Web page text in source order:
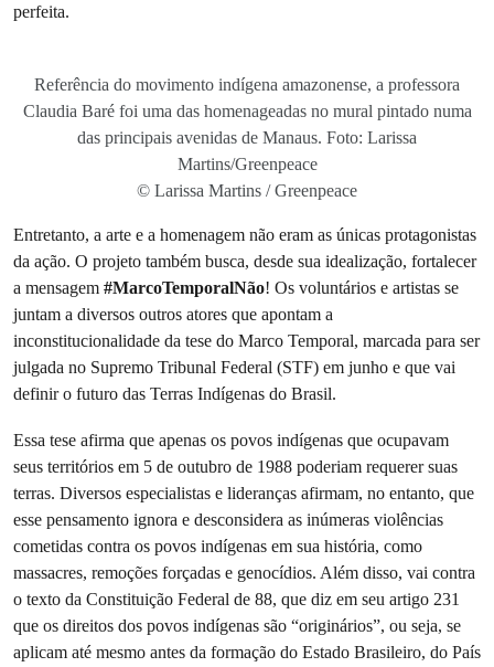
perfeita.
Referência do movimento indígena amazonense, a professora
Claudia Baré foi uma das homenageadas no mural pintado numa
das principais avenidas de Manaus. Foto: Larissa
Martins/Greenpeace
© Larissa Martins / Greenpeace
Entretanto, a arte e a homenagem não eram as únicas protagonistas
da ação. O projeto também busca, desde sua idealização, fortalecer
a mensagem #MarcoTemporalNão! Os voluntários e artistas se
juntam a diversos outros atores que apontam a
inconstitucionalidade da tese do Marco Temporal, marcada para ser
julgada no Supremo Tribunal Federal (STF) em junho e que vai
definir o futuro das Terras Indígenas do Brasil.
Essa tese afirma que apenas os povos indígenas que ocupavam
seus territórios em 5 de outubro de 1988 poderiam requerer suas
terras. Diversos especialistas e lideranças afirmam, no entanto, que
esse pensamento ignora e desconsidera as inúmeras violências
cometidas contra os povos indígenas em sua história, como
massacres, remoções forçadas e genocídios. Além disso, vai contra
o texto da Constituição Federal de 88, que diz em seu artigo 231
que os direitos dos povos indígenas são “originários”, ou seja, se
aplicam até mesmo antes da formação do Estado Brasileiro, do País